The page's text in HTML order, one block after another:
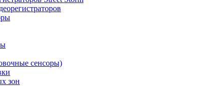
сенсоры)
зон